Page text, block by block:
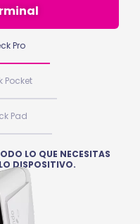
Pro
Pocket
Pad
LO QUE NECESITAS
DISPOSITIVO.